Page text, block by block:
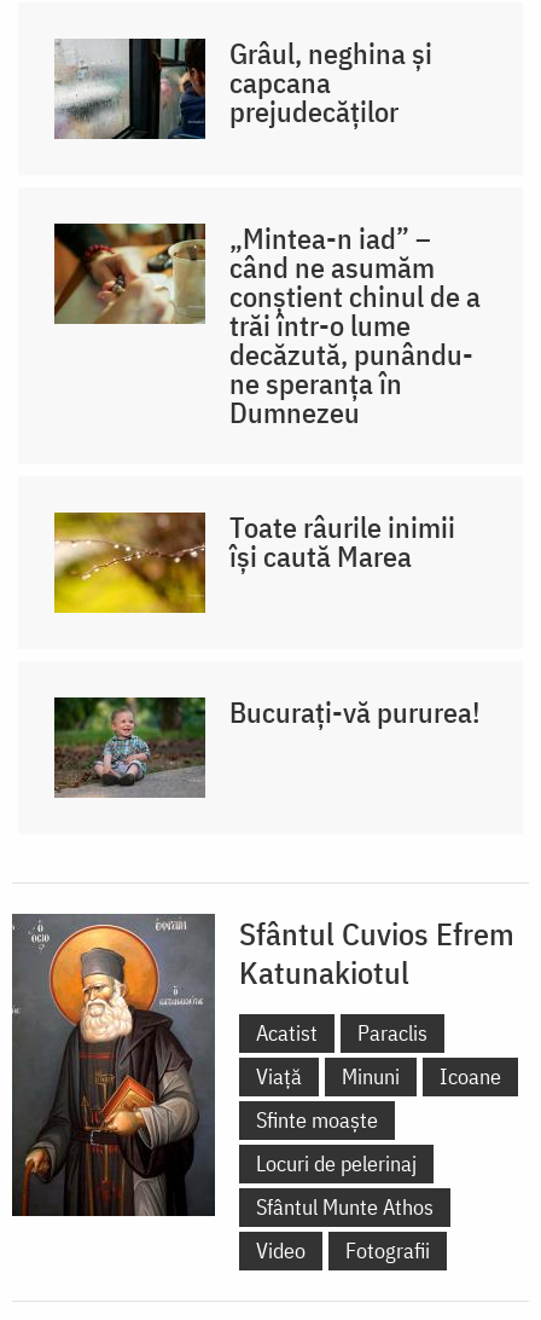
Grâul, neghina și
capcana
prejudecăților
„Mintea-n iad” –
când ne asumăm
conștient chinul de a
trăi într-o lume
decăzută, punându-
ne speranța în
Dumnezeu
Toate râurile inimii
își caută Marea
Bucurați-vă pururea!
Sfântul Cuvios Efrem
Katunakiotul
Acatist
Paraclis
Viață
Minuni
Icoane
Sfinte moaște
Locuri de pelerinaj
Sfântul Munte Athos
Video
Fotografii